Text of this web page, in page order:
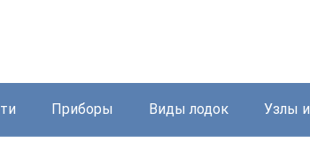
Приборы Виды лодок Узлы